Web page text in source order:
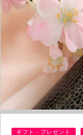
ギフト・プレゼント